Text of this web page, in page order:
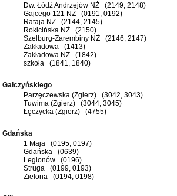
Dw. Łódź Andrzejów NŻ (2149, 2148)
Gajcego 121 NŻ (0191, 0192)
Rataja NŻ (2144, 2145)
Rokicińska NŻ (2150)
Szelburg-Zarembiny NŻ (2146, 2147)
Zakładowa (1413)
Zakładowa NŻ (1842)
szkoła (1841, 1840)
Gałczyńskiego
Parzęczewska (Zgierz) (3042, 3043)
Tuwima (Zgierz) (3044, 3045)
Łęczycka (Zgierz) (4755)
Gdańska
1 Maja (0195, 0197)
Gdańska (0639)
Legionów (0196)
Struga (0199, 0193)
Zielona (0194, 0198)